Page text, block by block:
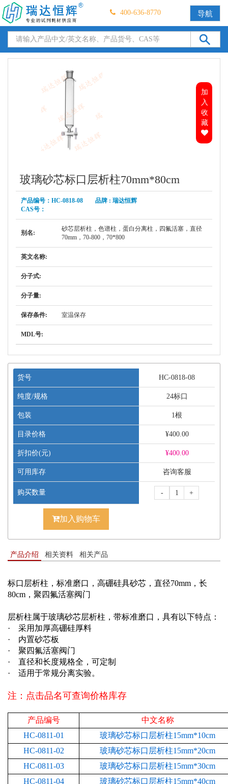
400-636-8770 导航
加
入
收
藏
玻璃砂芯标口层析柱70mm*80cm
产品编号：HC-0818-08 品牌 : 瑞达恒辉
CAS号：
别名:
砂芯层析柱，色谱柱，蛋白分离柱，四氟活塞，直径
70mm，70-800，70*800
英文名称:
分子式:
分子量:
保存条件: 室温保存
MDL号:
货号 HC-0818-08
纯度/规格 24标口
包装 1根
目录价格 ¥400.00
折扣价(元) ¥400.00
可用库存 咨询客服
购买数量 - +
加入购物车
产品介绍 相关资料 相关产品
标口层析柱，标准磨口，高硼硅具砂芯，直径70mm，长
80cm，聚四氟活塞阀门
层析柱属于玻璃砂芯层析柱，带标准磨口，具有以下特点：
·
采用加厚高硼硅厚料
· 内置砂芯板
· 聚四氟活塞阀门
·
直径和长度规格全，可定制
·
适用于常规分离实验。
注：点击品名可查询价格库存
产品编号
中文名称
HC-0811-01
玻璃砂芯标口层析柱15mm*10cm
HC-0811-02
玻璃砂芯标口层析柱15mm*20cm
HC-0811-03
玻璃砂芯标口层析柱15mm*30cm
HC-0811-04
玻璃砂芯标口层析柱15mm*40cm